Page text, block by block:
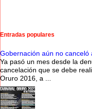
Entradas populares
Gobernación aún no
Ya pasó un mes desde la
cancelación que se debe
Oruro 2016, a ...